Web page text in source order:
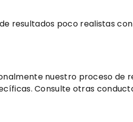
resultados poco realistas
nuestro proceso de
Consulte otras